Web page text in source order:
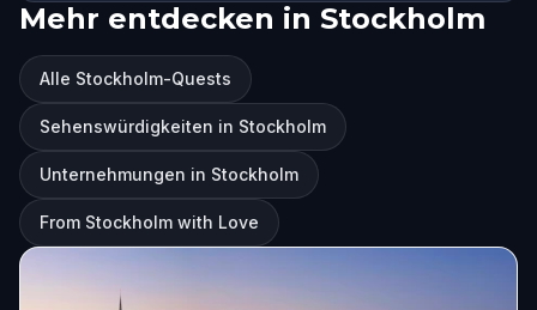
Mehr entdecken in Stockholm
Alle Stockholm-Quests
Sehenswürdigkeiten in Stockholm
Unternehmungen in Stockholm
From Stockholm with Love